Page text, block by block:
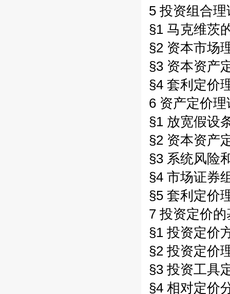
5 投资组合理
§1 马克维茨
§2 资本市场
§3 资本资产
§4 套利定价
6 资产定价
§1 放宽假设
§2 资本资产
§3 系统风险
§4 市场证券
§5 套利定价
7 投资定价
§1 投资定价
§2 投资定价
§3 投资工具
§4 相对定价